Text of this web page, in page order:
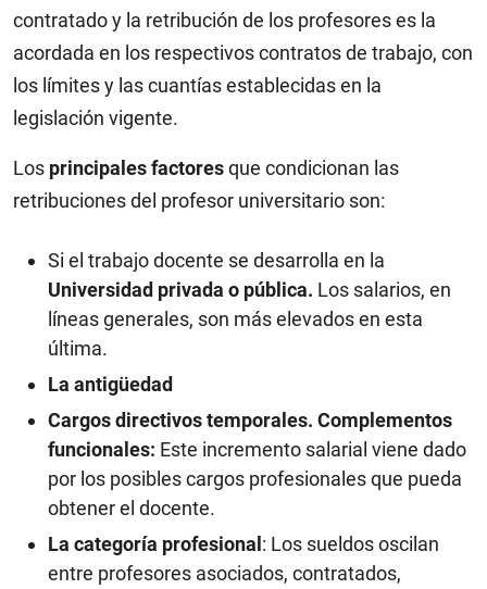
contratado y la retribución de los profesores es la
acordada en los respectivos contratos de trabajo, con
los límites y las cuantías establecidas en la
legislación vigente.
Los principales factoresque condicionan las
retribuciones del profesor universitario son:
Si el trabajo docente se desarrolla en la
Universidad privada o pública. Los salarios, en
líneas generales, son más elevados en esta
última.
La antigüedad
Cargos directivos temporales. Complementos
funcionales: Este incremento salarial viene dado
por los posibles cargos profesionales que pueda
obtener el docente.
La categoría profesional: Los sueldos oscilan
entre profesores asociados, contratados,